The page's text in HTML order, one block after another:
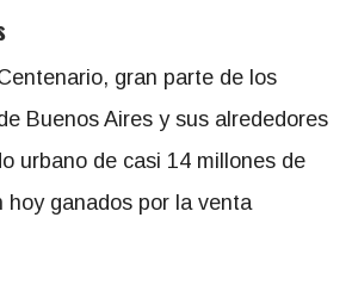
gran parte de los
Buenos Aires y sus alrededores
urbano de casi 14 millones de
hoy ganados por la venta